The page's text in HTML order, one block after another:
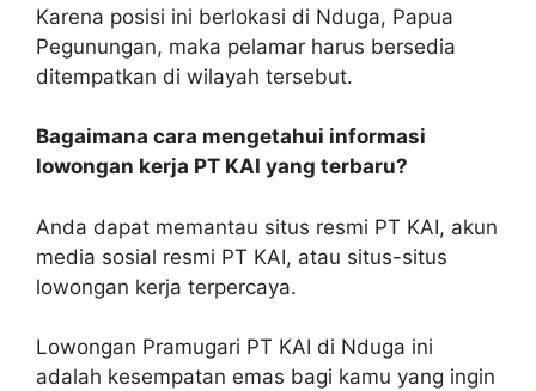
Karena posisi ini berlokasi di Nduga, Papua
Pegunungan, maka pelamar harus bersedia
ditempatkan di wilayah tersebut.
Bagaimana cara mengetahui informasi
lowongan kerja PT KAI yang terbaru?
Anda dapat memantau situs resmi PT KAI, akun
media sosial resmi PT KAI, atau situs-situs
lowongan kerja terpercaya.
Lowongan Pramugari PT KAI di Nduga ini
adalah kesempatan emas bagi kamu yang ingin